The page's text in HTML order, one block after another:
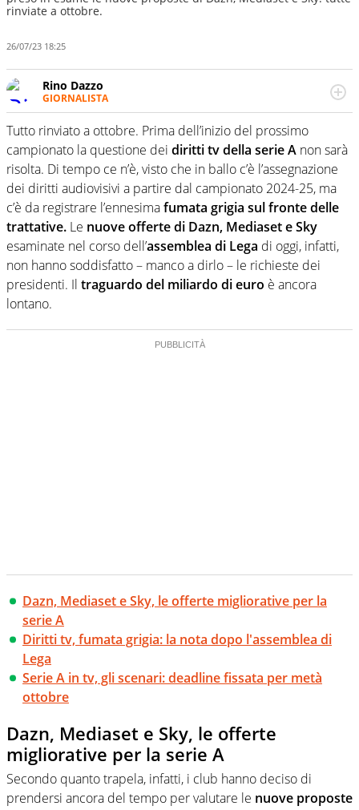
rinviate a ottobre.
26/07/23 18:25
Rino Dazzo
GIORNALISTA
Se mai ci fosse modo di traslare il glossario del calcio in
una nicchia di esperti, lui ne farebbe parte. Non si perde
una svista arbitrale né gli umori social del mondo delle
curve
Tutto rinviato a ottobre. Prima dell’inizio del prossimo
campionato la questione dei diritti tv della serie A non sarà
risolta. Di tempo ce n’è, visto che in ballo c’è l’assegnazione
dei diritti audiovisivi a partire dal campionato 2024-25, ma
c’è da registrare l’ennesimafumata grigia sul fronte delle
trattative. Le nuove offerte di Dazn, Mediaset e Sky
esaminate nel corso dell’assemblea di Lega di oggi, infatti,
non hanno soddisfatto – manco a dirlo – le richieste dei
presidenti. Il traguardo del miliardo di euro è ancora
lontano.
Dazn, Mediaset e Sky, le offerte migliorative per la
serie A
Diritti tv, fumata grigia: la nota dopo l'assemblea di
Lega
Serie A in tv, gli scenari: deadline fissata per metà
ottobre
Dazn, Mediaset e Sky, le offerte
migliorative per la serie A
Secondo quanto trapela, infatti, i club hanno deciso di
prendersi ancora del tempo per valutare le nuove proposte